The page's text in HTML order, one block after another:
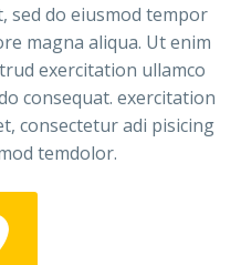
sed do eiusmod tempor
magna aliqua. Ut enim
exercitation ullamco
consequat. exercitation
consectetur adi pisicing
temdolor.